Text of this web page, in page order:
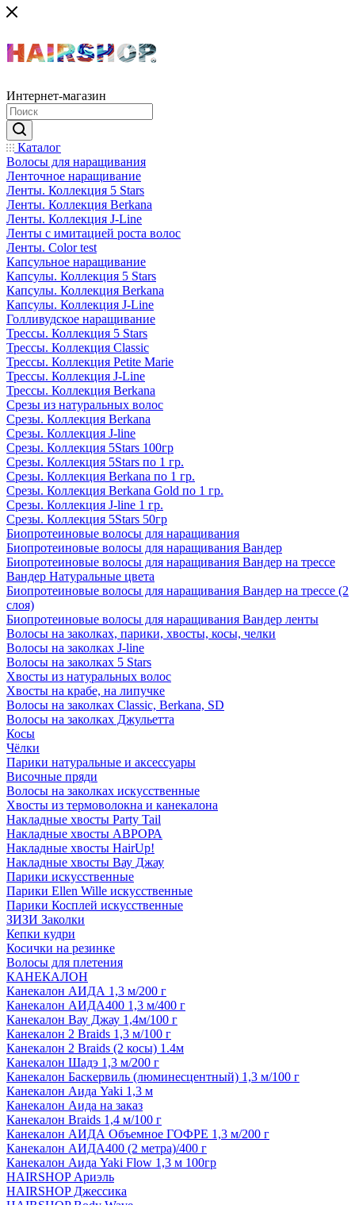
Интернет-магазин
Каталог
Волосы для наращивания
Ленточное наращивание
Ленты. Коллекция 5 Stars
Ленты. Коллекция Berkana
Ленты. Коллекция J-Line
Ленты с имитацией роста волос
Ленты. Color test
Капсульное наращивание
Капсулы. Коллекция 5 Stars
Капсулы. Коллекция Berkana
Капсулы. Коллекция J-Line
Голливудское наращивание
Трессы. Коллекция 5 Stars
Трессы. Коллекция Classic
Трессы. Коллекция Petite Marie
Трессы. Коллекция J-Line
Трессы. Коллекция Berkana
Срезы из натуральных волос
Срезы. Коллекция Berkana
Срезы. Коллекция J-line
Срезы. Коллекция 5Stars 100гр
Срезы. Коллекция 5Stars по 1 гр.
Срезы. Коллекция Berkana по 1 гр.
Срезы. Коллекция Berkana Gold по 1 гр.
Срезы. Коллекция J-line 1 гр.
Срезы. Коллекция 5Stars 50гр
Биопротеиновые волосы для наращивания
Биопротеиновые волосы для наращивания Вандер
Биопротеиновые волосы для наращивания Вандер на трессе
Вандер Натуральные цвета
Биопротеиновые волосы для наращивания Вандер на трессе (2
слоя)
Биопротеиновые волосы для наращивания Вандер ленты
Волосы на заколках, парики, хвосты, косы, челки
Волосы на заколках J-line
Волосы на заколках 5 Stars
Хвосты из натуральных волос
Хвосты на крабе, на липучке
Волосы на заколках Classic, Berkana, SD
Волосы на заколках Джульетта
Косы
Чёлки
Парики натуральные и аксессуары
Височные пряди
Волосы на заколках искусственные
Хвосты из термоволокна и канекалона
Накладные хвосты Party Tail
Накладные хвосты АВРОРА
Накладные хвосты HairUp!
Накладные хвосты Вау Джау
Парики искусственные
Парики Ellen Wille искусственные
Парики Косплей искусственные
ЗИЗИ Заколки
Кепки кудри
Косички на резинке
Волосы для плетения
КАНЕКАЛОН
Канекалон АИДА 1,3 м/200 г
Канекалон АИДА400 1,3 м/400 г
Канекалон Вау Джау 1,4м/100 г
Канекалон 2 Braids 1,3 м/100 г
Канекалон 2 Braids (2 косы) 1.4м
Канекалон Шадэ 1,3 м/200 г
Канекалон Баскервиль (люминесцентный) 1,3 м/100 г
Канекалон Аида Yaki 1,3 м
Канекалон Аида на заказ
Канекалон Braids 1,4 м/100 г
Канекалон АИДА Объемное ГОФРЕ 1,3 м/200 г
Канекалон АИДА400 (2 метра)/400 г
Канекалон Аида Yaki Flow 1,3 м 100гр
HAIRSHOP Ариэль
HAIRSHOP Джессика